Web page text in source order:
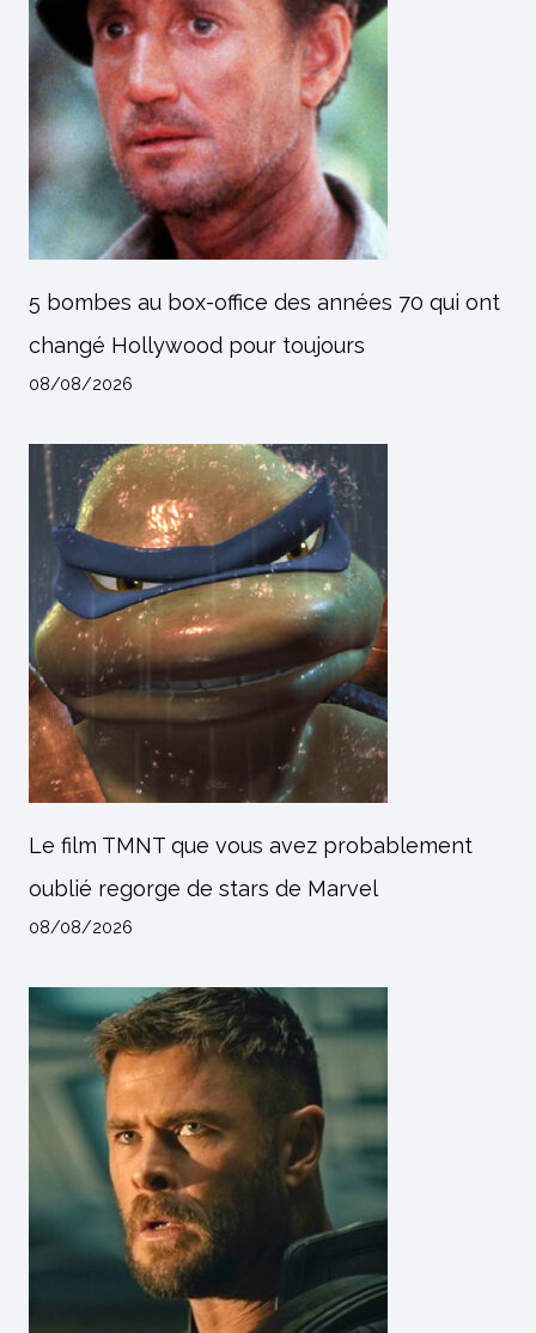
5 bombes au box-office des années 70 qui ont
changé Hollywood pour toujours
08/08/2026
Le film TMNT que vous avez probablement
oublié regorge de stars de Marvel
08/08/2026